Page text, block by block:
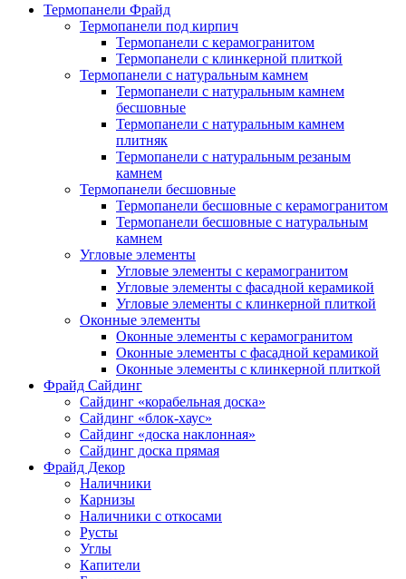
Термопанели Фрайд
Термопанели под кирпич
Термопанели с керамогранитом
Термопанели с клинкерной плиткой
Термопанели с натуральным камнем
Термопанели с натуральным камнем
бесшовные
Термопанели с натуральным камнем
плитняк
Термопанели с натуральным резаным
камнем
Термопанели бесшовные
Термопанели бесшовные с керамогранитом
Термопанели бесшовные с натуральным
камнем
Угловые элементы
Угловые элементы с керамогранитом
Угловые элементы с фасадной керамикой
Угловые элементы с клинкерной плиткой
Оконные элементы
Оконные элементы с керамогранитом
Оконные элементы с фасадной керамикой
Оконные элементы с клинкерной плиткой
Фрайд Сайдинг
Сайдинг «корабельная доска»
Сайдинг «блок-хаус»
Сайдинг «доска наклонная»
Сайдинг доска прямая
Фрайд Декор
Наличники
Карнизы
Наличники с откосами
Русты
Углы
Капители